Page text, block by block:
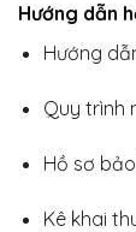
Hướng dẫn
Hướng
Quy trình
Hồ sơ
Kê khai